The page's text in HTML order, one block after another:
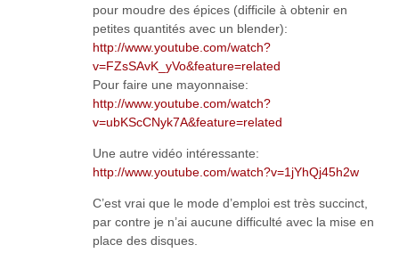
pour moudre des épices (difficile à obtenir en
petites quantités avec un blender):
http://www.youtube.com/watch?
v=FZsSAvK_yVo&feature=related
Pour faire une mayonnaise:
http://www.youtube.com/watch?
v=ubKScCNyk7A&feature=related
Une autre vidéo intéressante:
http://www.youtube.com/watch?v=1jYhQj45h2w
C’est vrai que le mode d’emploi est très succinct,
par contre je n’ai aucune difficulté avec la mise en
place des disques.